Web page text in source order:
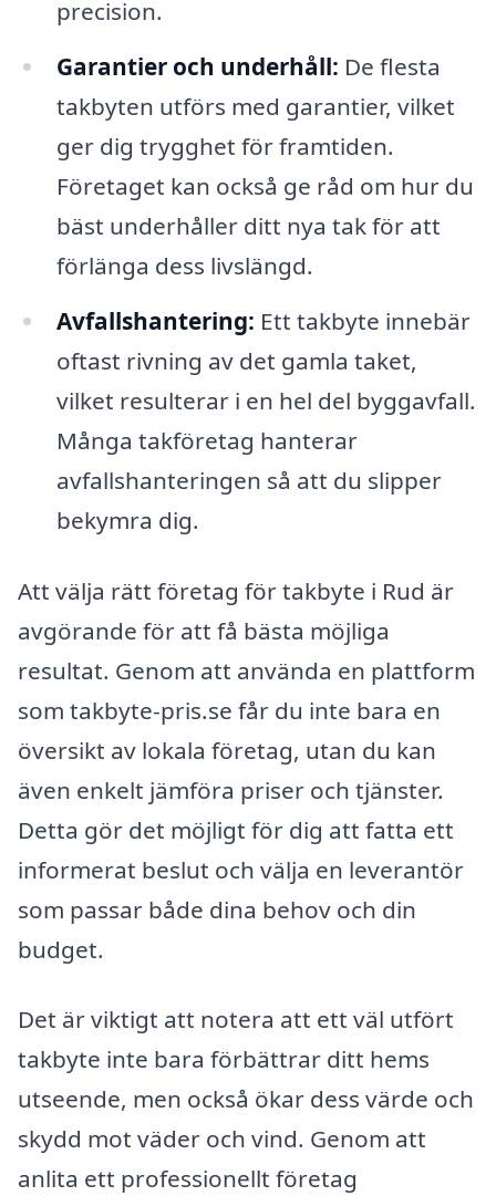
precision.
Garantier och underhåll: De flesta
takbyten utförs med garantier, vilket
ger dig trygghet för framtiden.
Företaget kan också ge råd om hur du
bäst underhåller ditt nya tak för att
förlänga dess livslängd.
Avfallshantering: Ett takbyte innebär
oftast rivning av det gamla taket,
vilket resulterar i en hel del byggavfall.
Många takföretag hanterar
avfallshanteringen så att du slipper
bekymra dig.
Att välja rätt företag för takbyte i Rud är
avgörande för att få bästa möjliga
resultat. Genom att använda en plattform
som takbyte-pris.se får du inte bara en
översikt av lokala företag, utan du kan
även enkelt jämföra priser och tjänster.
Detta gör det möjligt för dig att fatta ett
informerat beslut och välja en leverantör
som passar både dina behov och din
budget.
Det är viktigt att notera att ett väl utfört
takbyte inte bara förbättrar ditt hems
utseende, men också ökar dess värde och
skydd mot väder och vind. Genom att
anlita ett professionellt företag